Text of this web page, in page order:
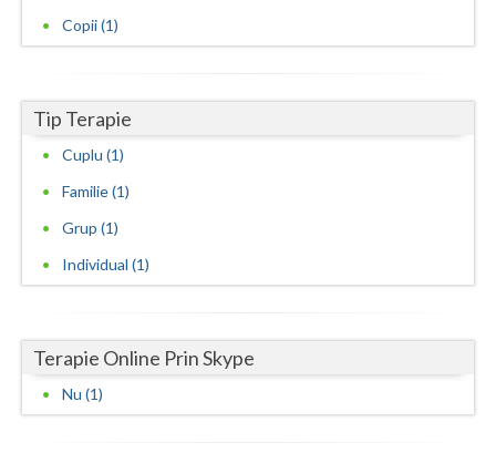
Prahova
Satu-Mare
Sibiu
Tulcea
Valcea
Copii (1)
Tip Terapie
Cuplu (1)
Familie (1)
Grup (1)
Individual (1)
Terapie Online Prin Skype
Nu (1)